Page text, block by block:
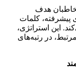
هدف
پیشرفته، کلمات
این استراتژی،
در رتبه‌های